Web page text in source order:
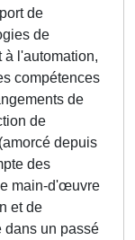
de
de
à l'automation,
compétences
de
de
depuis
des
main-d'œuvre
et de
dans un passé